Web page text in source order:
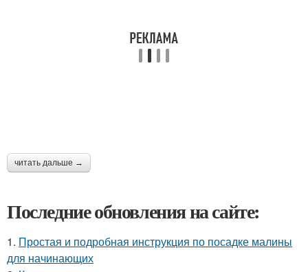
читать дальше →
Последние обновления на сайте:
1. Простая и подробная инструкция по посадке малины
для начинающих